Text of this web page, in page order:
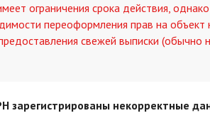
ограничения срока действия,
переоформления прав на
свежей выписки (обычно
зарегистрированы некорректные